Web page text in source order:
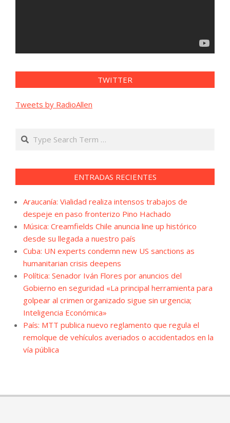
TWITTER
Tweets by RadioAllen
Search
ENTRADAS RECIENTES
Araucanía: Vialidad realiza intensos trabajos de
despeje en paso fronterizo Pino Hachado
Música: Creamfields Chile anuncia line up histórico
desde su llegada a nuestro país
Cuba: UN experts condemn new US sanctions as
humanitarian crisis deepens
Política: Senador Iván Flores por anuncios del
Gobierno en seguridad «La principal herramienta para
golpear al crimen organizado sigue sin urgencia;
Inteligencia Económica»
País: MTT publica nuevo reglamento que regula el
remolque de vehículos averiados o accidentados en la
vía pública